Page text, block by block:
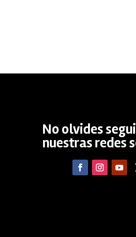
No olvides
nuestras redes